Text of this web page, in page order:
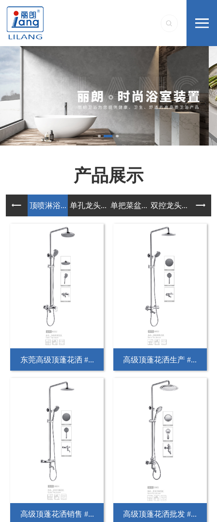
产品展示
顶喷淋浴... 单孔龙头... 单把菜盆... 双控龙头... 单把
东莞高级顶蓬花洒 #... 高级顶蓬花洒生产 #...
高级顶蓬花洒销售 #... 高级顶蓬花洒批发 #...